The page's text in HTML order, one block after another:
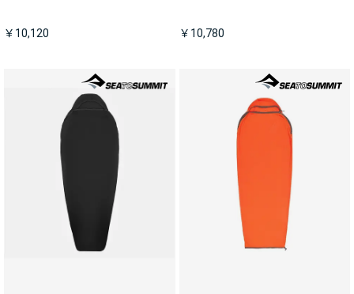
￥10,120 ￥10,780